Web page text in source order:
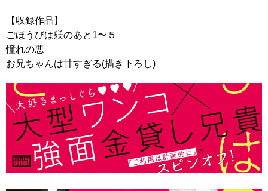
【収録作品】
ごほうびは躾のあと1〜５
憧れの悪
お兄ちゃんは甘すぎる(描き下ろし)